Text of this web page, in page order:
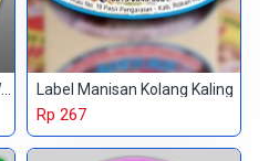
Label Manisan Kolang Kaling
Rp 267